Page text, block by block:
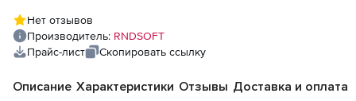
Нет отзывов
Производитель: RNDSOFT
Прайс-лист
Скопировать ссылку
Описание Характеристики Отзывы Доставка и оплата